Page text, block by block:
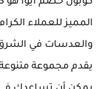
المميز للعملاء
والعدسات في
يقدم مجموعة